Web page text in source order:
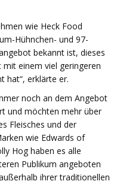
wie Heck Food
Hühnchen- und 97-
bekannt ist, dieses
einem viel geringeren
hat“, erklärte er.
noch an dem Angebot
und möchten mehr über
Fleisches und der
wie Edwards of
Hog haben es alle
Publikum angeboten
ihrer traditionellen